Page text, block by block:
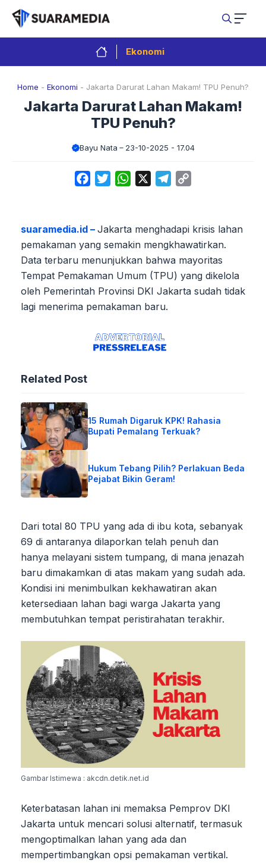
Langsung
isi
Ekonomi
Home - Ekonomi - Jakarta Darurat Lahan Makam! TPU Penuh?
Jakarta Darurat Lahan Makam!
TPU Penuh?
Bayu Nata 23-10-2025 - 17.04
FacebookTwitterWhatsApp Telegram
suaramedia.id – Jakarta menghadapi krisis lahan
pemakaman yang semakin mengkhawatirkan.
Data terbaru menunjukkan bahwa mayoritas
Tempat Pemakaman Umum (TPU) yang dikelola
oleh Pemerintah Provinsi DKI Jakarta sudah tidak
lagi menerima pemakaman baru.
Related Post
15 Rumah Digaruk KPK! Rahasia
Bupati Pemalang Terkuak?
Hukum Tebang Pilih? Perlakuan Beda
Pejabat Bikin Geram!
Dari total 80 TPU yang ada di ibu kota, sebanyak
69 di antaranya dilaporkan telah penuh dan
hanya melayani sistem tumpang, di mana jenazah
baru dimakamkan di atas makam yang sudah ada.
Kondisi ini menimbulkan kekhawatiran akan
ketersediaan lahan bagi warga Jakarta yang
membutuhkan tempat peristirahatan terakhir.
Gambar Istimewa : akcdn.detik.net.id
Keterbatasan lahan ini memaksa Pemprov DKI
Jakarta untuk mencari solusi alternatif, termasuk
mengoptimalkan lahan yang ada dan
mempertimbangkan opsi pemakaman vertikal.